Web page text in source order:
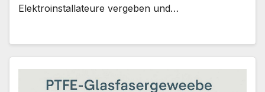
Elektroinstallateure vergeben und…